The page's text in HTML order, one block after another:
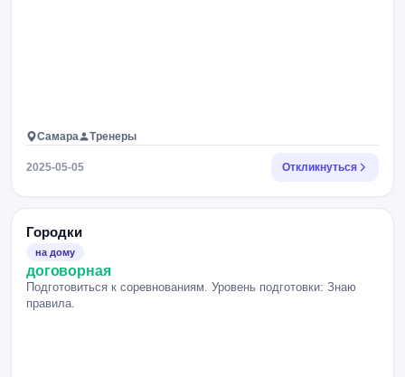
Самара Тренеры
2025-05-05 Откликнуться
Городки
на дому
договорная
Подготовиться к соревнованиям. Уровень подготовки: Знаю
правила.